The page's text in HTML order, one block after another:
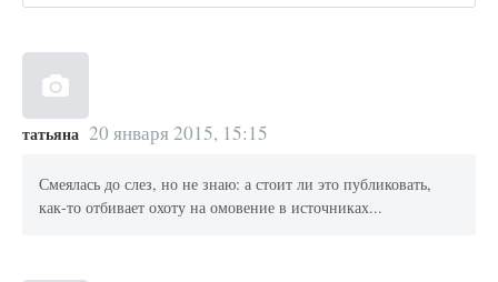
татьяна 20 января 2015, 15:15
Смеялась до слез, но не знаю: а стоит ли это публиковать,
как-то отбивает охоту на омовение в источниках...